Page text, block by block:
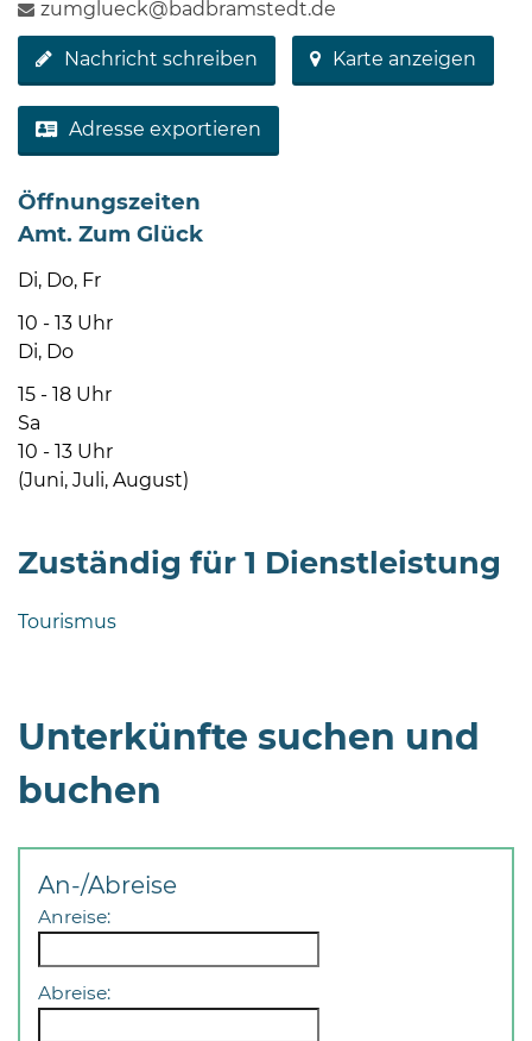
zumglueck@badbramstedt.de
Nachricht schreiben Karte anzeigen
Adresse exportieren
Öffnungszeiten
Amt. Zum Glück
Di, Do, Fr
10 - 13 Uhr
Di, Do
15 - 18 Uhr
Sa
10 - 13 Uhr
(Juni, Juli, August)
Zuständig für 1 Dienstleistung
Tourismus
Unterkünfte suchen und
buchen
An-/Abreise
Anreise:
Abreise: